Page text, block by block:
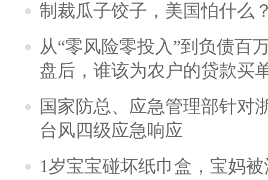
制裁瓜子饺子，美国怕什么
从“零风险零投入”到负债百
盘后，谁该为农户的贷款买
国家防总、应急管理部针对
台风四级应急响应
1岁宝宝碰坏纸巾盒，宝妈